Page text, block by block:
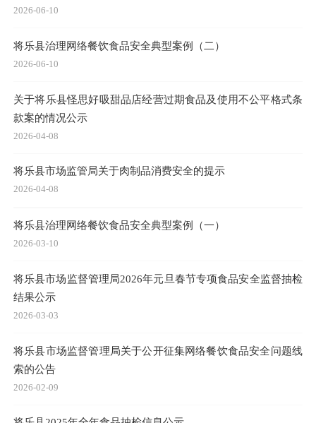
2026-06-10
将乐县治理网络餐饮食品安全典型案例（二）
2026-06-10
关于将乐县怪思好吸甜品店经营过期食品及使用不公平格式条
款案的情况公示
2026-04-08
将乐县市场监管局关于肉制品消费安全的提示
2026-04-08
将乐县治理网络餐饮食品安全典型案例（一）
2026-03-10
将乐县市场监督管理局2026年元旦春节专项食品安全监督抽检
结果公示
2026-03-03
将乐县市场监督管理局关于公开征集网络餐饮食品安全问题线
索的公告
2026-02-09